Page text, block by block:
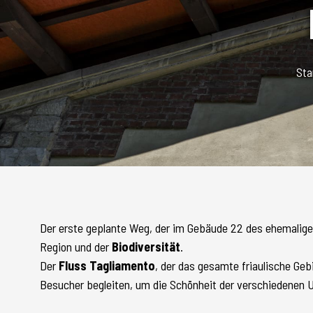
Der erste geplante Weg, der im Gebäude 22 des
Region und der Biodiversität.
Der Fluss Tagliamento, der das gesamte friaulische
Besucher begleiten, um die Schönheit der verschiedenen